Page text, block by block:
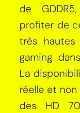
de
profiter de
très hautes
gaming
La
réelle et
des HD